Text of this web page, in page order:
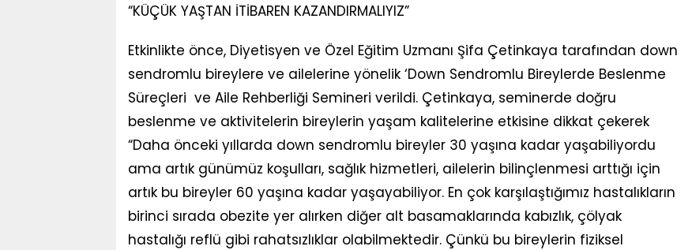
“KÜÇÜK YAŞTAN İTİBAREN KAZANDIRMALIYIZ”
Etkinlikte önce, Diyetisyen ve Özel Eğitim Uzmanı Şifa Çetinkaya tarafından down
sendromlu bireylere ve ailelerine yönelik ‘Down Sendromlu Bireylerde Beslenme
Süreçleri ve Aile Rehberliği Semineri verildi. Çetinkaya, seminerde doğru
beslenme ve aktivitelerin bireylerin yaşam kalitelerine etkisine dikkat çekerek
“Daha önceki yıllarda down sendromlu bireyler 30 yaşına kadar yaşabiliyordu
ama artık günümüz koşulları, sağlık hizmetleri, ailelerin bilinçlenmesi arttığı için
artık bu bireyler 60 yaşına kadar yaşayabiliyor. En çok karşılaştığımız hastalıkların
birinci sırada obezite yer alırken diğer alt basamaklarında kabızlık, çölyak
hastalığı reflü gibi rahatsızlıklar olabilmektedir. Çünkü bu bireylerin fiziksel